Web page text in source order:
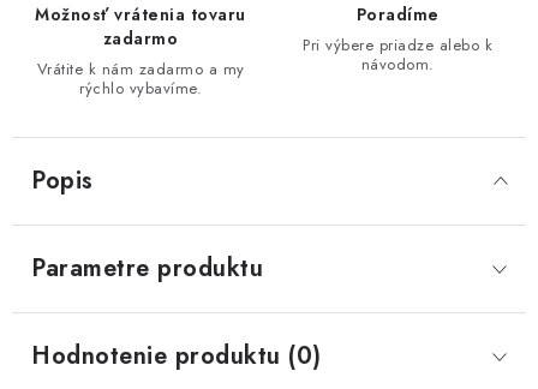
Možnosť vrátenia tovaru
zadarmo
Vrátite k nám zadarmo a my
rýchlo vybavíme.
Poradíme
Pri výbere priadze alebo k
návodom.
Popis
Parametre produktu
Hodnotenie produktu (0)